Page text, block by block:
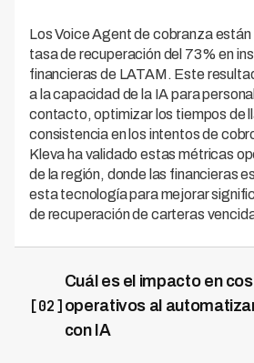
Los Voice Agent de cobranza
tasa de recuperación del 73% en
financieras de LATAM. Este
a la capacidad de la IA para
contacto, optimizar los tiempos de
consistencia en los intentos de
Kleva ha validado estas métricas
de la región, donde las financieras
esta tecnología para mejorar
de recuperación de carteras
[02]
Cuál es el impacto en
operativos al
con IA